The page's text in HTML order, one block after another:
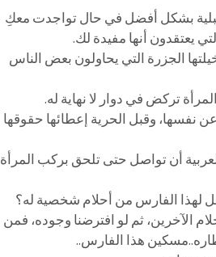
بشكل أفضل في حال تواجدت معكِ
يعتقدون أنها مفيدة لك.
الجزرة التي يحاولون بعض الناس
تركض في دوار لا نهاية له.
نفسها، وقبل الحرية إعطائها حقوقها
أن تواصل حتى تلحق بركب المرأة
هل لهذا الفارس من أحلام شخصية له؟
الآخرين، ثم لو افترضنا وجوده، فمن
هذا الفارس..